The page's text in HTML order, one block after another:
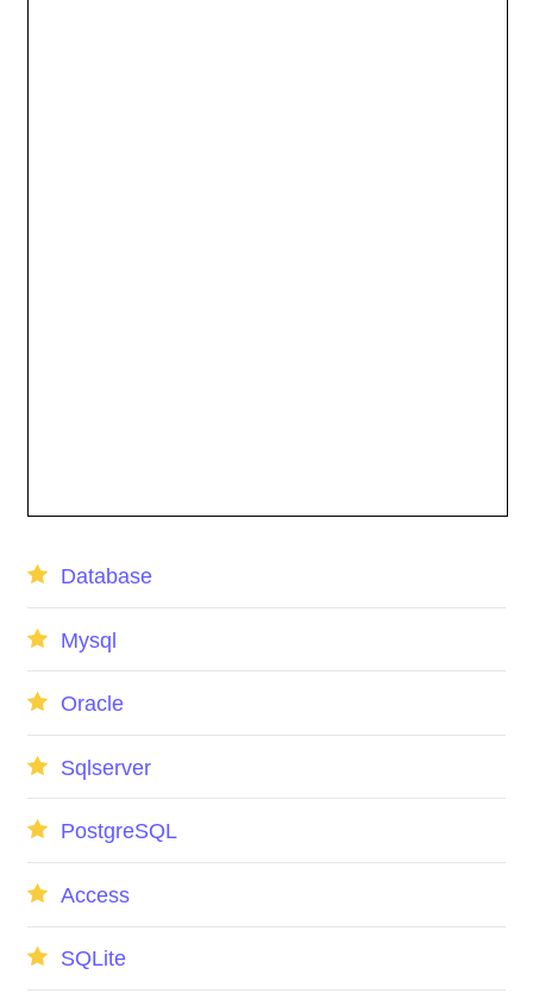
Database
Mysql
Oracle
Sqlserver
PostgreSQL
Access
SQLite